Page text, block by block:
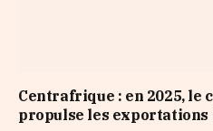
Centrafrique : en 2025, le
propulse les exportations